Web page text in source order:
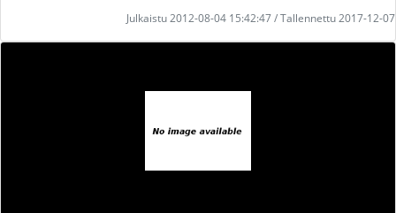
Julkaistu 2012-08-04 15:42:47 / Tallennettu 2017-12-07